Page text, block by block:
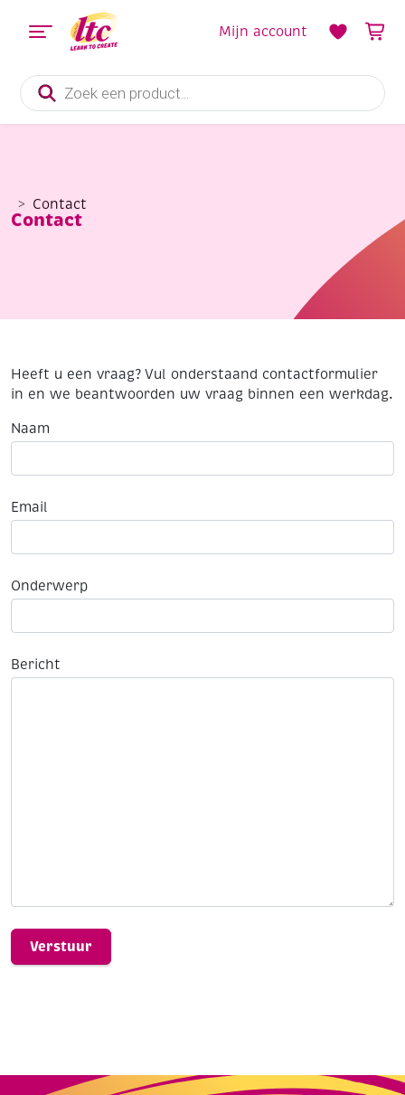
Producten
zoeken
Mijn account
Contact
Contact
Heeft u een vraag? Vul onderstaand contactformulier
in en we beantwoorden uw vraag binnen een werkdag.
Naam
Email
Onderwerp
Bericht